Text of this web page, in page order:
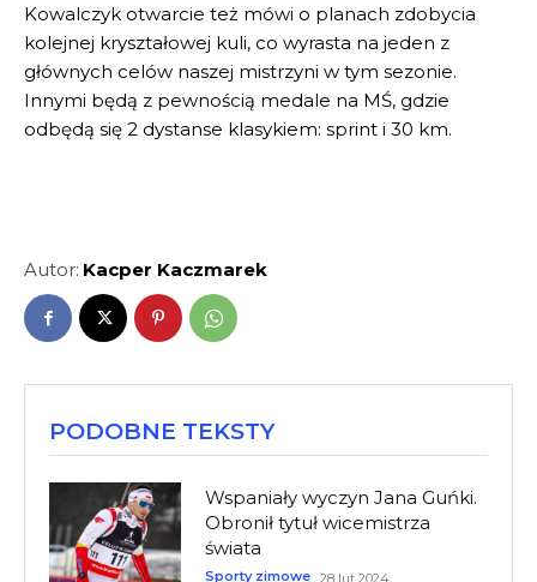
Kowalczyk otwarcie też mówi o planach zdobycia
kolejnej kryształowej kuli, co wyrasta na jeden z
głównych celów naszej mistrzyni w tym sezonie.
Innymi będą z pewnością medale na MŚ, gdzie
odbędą się 2 dystanse klasykiem: sprint i 30 km.
Autor: Kacper Kaczmarek
PODOBNE TEKSTY
Wspaniały wyczyn Jana Guńki.
Obronił tytuł wicemistrza
świata
Sporty zimowe 28 lut 2024